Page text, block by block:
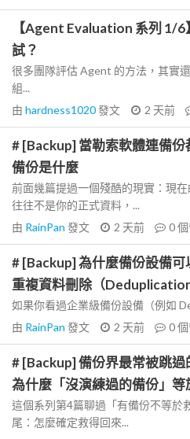
【Agent Evaluation 系列 1/
試？
很多團隊評估 Agent 的方法，其實
組...
由 hardness1020發文 2 天前
# [Backup] 當勒索軟體連備
備份是什麼
前面幾篇提過一個殘酷的現實：現
往往不是你的正式資料，...
由 RainPan 發文 2 天前 0
# [Backup] 為什麼備份設備
重複資料刪除（Deduplication
如果你看過企業級備份設備（例如
由 RainPan 發文 2 天前 0
# [Backup] 備份界最常被跳
為什麼「沒演練過的備份」等
這個系列第4篇聊過「有備份不等於
尾：怎麼確定救得回來...